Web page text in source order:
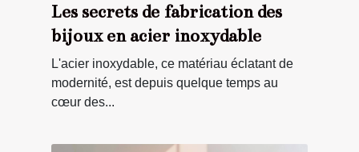
Les secrets de fabrication des
bijoux en acier inoxydable
L'acier inoxydable, ce matériau éclatant de
modernité, est depuis quelque temps au
cœur des...